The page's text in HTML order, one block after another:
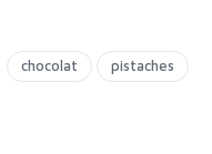
chocolat pistaches